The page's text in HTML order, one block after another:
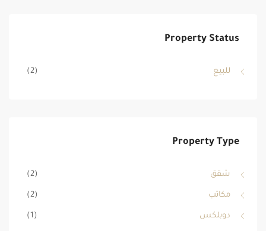
Property Status
للبيع (2)
Property Type
شقق (2)
مكاتب (2)
دوبلكس (1)